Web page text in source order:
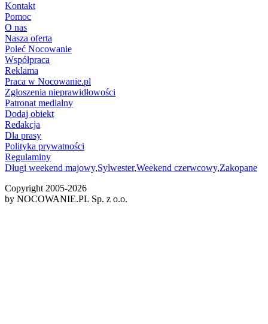
Kontakt
Pomoc
O nas
Nasza oferta
Poleć Nocowanie
Współpraca
Reklama
Praca w Nocowanie.pl
Zgłoszenia nieprawidłowości
Patronat medialny
Dodaj obiekt
Redakcja
Dla prasy
Polityka prywatności
Regulaminy
Długi weekend majowy,Sylwester,Weekend czerwcowy,Zakopane
Copyright 2005-2026
by NOCOWANIE.PL Sp. z o.o.